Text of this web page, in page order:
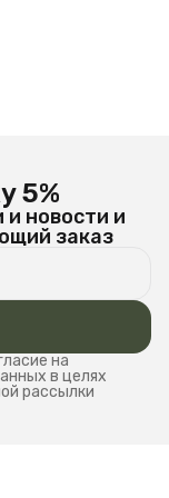
5%
новости и
заказ
на
в целях
рассылки